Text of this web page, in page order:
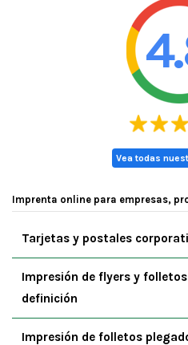
Vea todas
Imprenta online para empresas,
Tarjetas y postales
Impresión de flyers y
definición
Impresión de folletos